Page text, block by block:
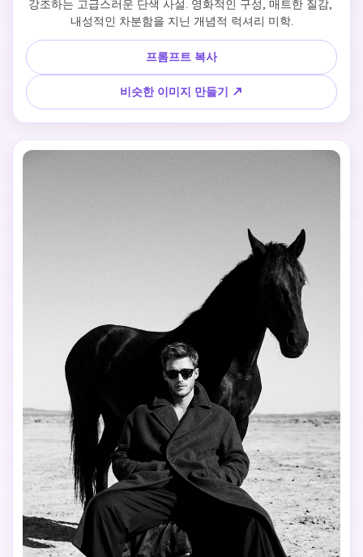
강조하는 고급스러운 단색 사설. 영화적인 구성, 매트한 질감,
내성적인 차분함을 지닌 개념적 럭셔리 미학.
프롬프트 복사
비슷한 이미지 만들기 ↗